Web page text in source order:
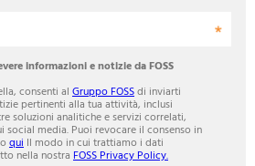
informazioni e notizie da FOSS
consenti al Gruppo FOSSdi inviarti
pertinenti alla tua attività, inclusi
soluzioni analitiche e servizi correlati,
social media. Puoi revocare il consenso in
qui Il modo in cui trattiamo i dati
nella nostra FOSS Privacy Policy.